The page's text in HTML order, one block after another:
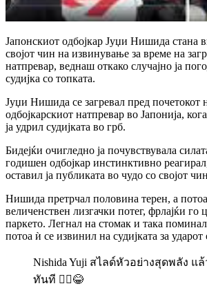
Јапонскиот одбојкар Јуџи Нишида стана
својот чин на извинување за време на
натпревар, веднаш откако случајно ја
судијка со топката.
Јуџи Нишида се загревал пред почетокот
одбојкарскиот натпревар во Јапонија,
ја удрил судијката во грб.
Бидејќи очигледно ја почувствувала
годишен одбојкар инстинктивно
оставил ја публиката во чудо со својот
Нишида претрчал половина терен, а
величенствен лизгачки потег, фрлајќи го
паркето. Легнал на стомак и така
потоа ѝ се извинил на судијката за ударот
Nishida Yuji สไลด์หัวอย่างสุดพลัง แ
ทันที 🙇‍♂️😂